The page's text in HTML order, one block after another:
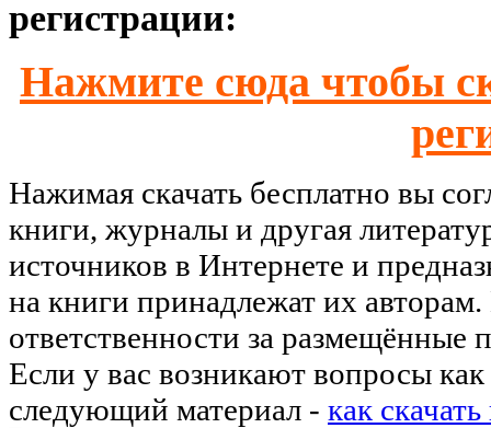
регистрации:
Нажмите сюда чтобы
Нажимая скачать бесплатно вы
книги, журналы и другая
источников в Интернете и
на книги принадлежат их
ответственности за размещённые
Если у вас возникают вопросы как
следующий материал - как